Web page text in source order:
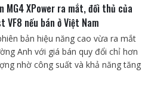
MG4 XPower ra mắt, đối thủ của
VF8 nếu bán ở Việt Nam
bản hiệu năng cao vừa ra mắt
Anh với giá bán quy đổi chỉ hơn
nhờ công suất và khả năng tăng